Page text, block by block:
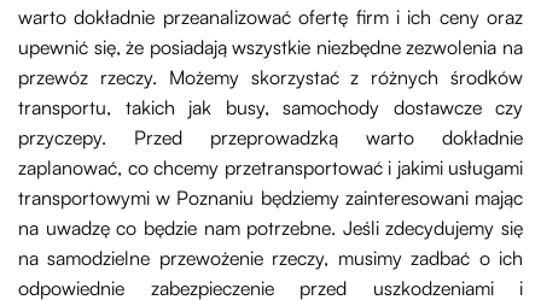
warto dokładnie przeanalizować ofertę firm i ich ceny oraz
upewnić się, że posiadają wszystkie niezbędne zezwolenia na
przewóz rzeczy. Możemy skorzystać z różnych środków
transportu, takich jak busy, samochody dostawcze czy
przyczepy. Przed przeprowadzką warto dokładnie
zaplanować, co chcemy przetransportować i jakimi usługami
transportowymi w Poznaniu będziemy zainteresowani mając
na uwadzę co będzie nam potrzebne. Jeśli zdecydujemy się
na samodzielne przewożenie rzeczy, musimy zadbać o ich
odpowiednie zabezpieczenie przed uszkodzeniami i